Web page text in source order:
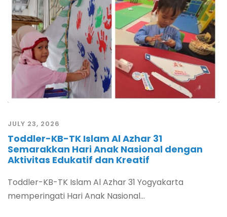
JULY 23, 2026
Toddler-KB-TK Islam Al Azhar 31
Semarakkan Hari Anak Nasional dengan
Aktivitas Edukatif dan Kreatif
Toddler-KB-TK Islam Al Azhar 31 Yogyakarta
memperingati Hari Anak Nasional...